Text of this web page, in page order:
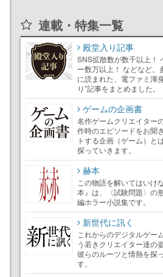
連載・特集一覧
殿堂入り記事
SNS拡散数が数千以上！
ー数万以上！ などなど。
に読まれた、電ファミ渾
り”記事をまとめました。
ゲームの企画書
名作ゲームクリエイター
作時のエピソードをお聞
トする企画（ゲーム）と
探っていきます。
赫本
この物語を解いてはいけ
本』は、〈試験問題〉の
編ホラー小説集です。
新世代に訊く
これからのデジタルゲー
う若きクリエイター達の
彼らのルーツと情熱を探
す。